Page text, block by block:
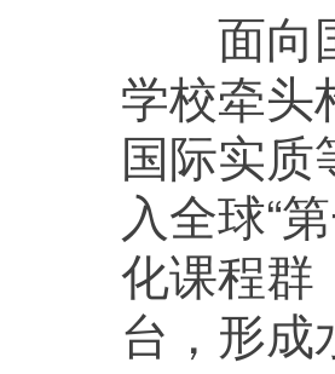
面向国
学校牵头
国际实质
入全球“
化课程群
台，形成